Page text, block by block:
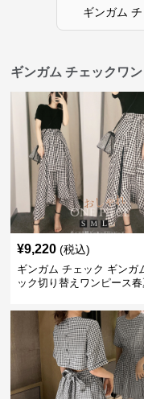
ギンガム
ギンガム チェックワ
¥9,220 (税込)
ギンガム チェック ギンガ
ック切り替えワンピース